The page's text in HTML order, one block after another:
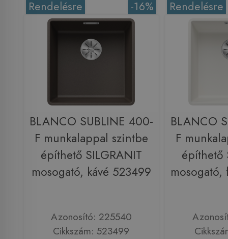
-16%
Rendelésre
BLANCO SUBLINE 400-
F munkalappal szintbe
építhető SILGRANIT
mosogató, kávé 523499
Azonosító: 225540
Cikkszám: 523499
Rendelésre
BLANCO
F
építhető